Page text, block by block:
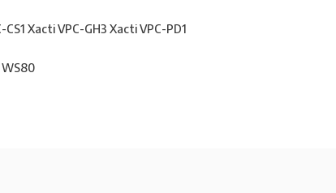
Xacti VPC-GH3 Xacti VPC-PD1